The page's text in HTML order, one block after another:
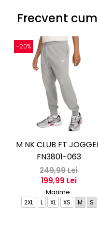
Frecvent
-20%
M NK CLUB FT
FN3801-063
249,99 Lei
199,99 Lei
Marime:
2XL L XL XS M S